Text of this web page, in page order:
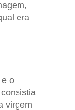
era
e o
virgem